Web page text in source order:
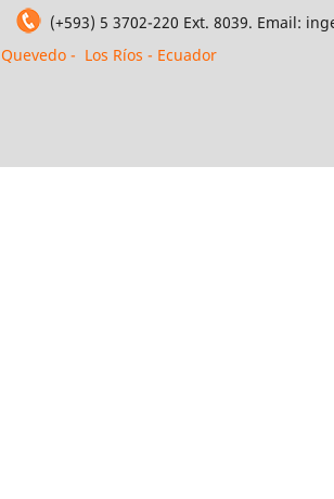
(+593) 5 3702-220 Ext. 8039. Email:
Quevedo - Los Ríos - Ecuador